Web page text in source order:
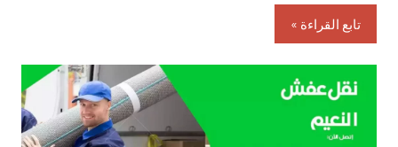
تابع القراءة